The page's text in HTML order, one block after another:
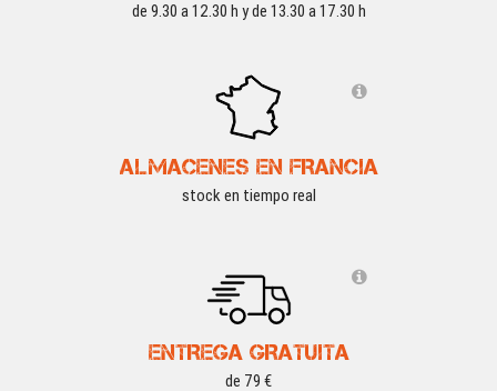
de 9.30 a 12.30 h y de 13.30 a 17.30 h
ALMACENES EN FRANCIA
stock en tiempo real
ENTREGA GRATUITA
de 79 €